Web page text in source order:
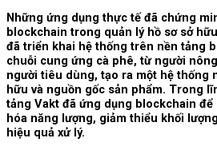
Những ứng dụng thực tế đã chứng
blockchain trong quản lý hồ sơ sở
đã triển khai hệ thống trên nền tảng
chuỗi cung ứng cà phê, từ người
người tiêu dùng, tạo ra một hệ thống
hữu và nguồn gốc sản phẩm. Trong
tảng Vakt đã ứng dụng blockchain
hóa năng lượng, giảm thiểu khối
hiệu quả xử lý.